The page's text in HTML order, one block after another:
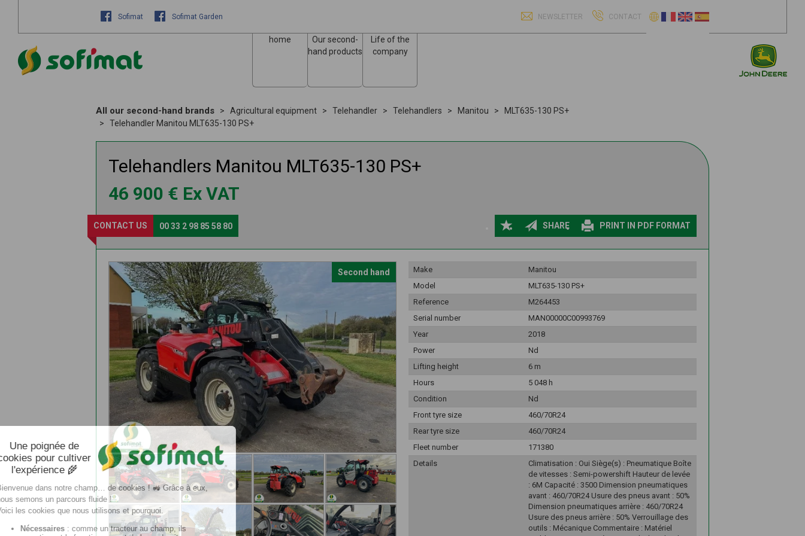
Sofimat Sofimat Garden NEWSLETTER CONTACT
home
Our second-
hand products
Life of the
company
All our second-hand brands Agricultural equipment Telehandler Telehandlers Manitou
MLT635-130 PS+
Telehandler Manitou MLT635-130 PS+
Telehandlers Manitou MLT635-130 PS+
46 900 € Ex VAT
CONTACT US 00 33 2 98 85 58 80 SHARE PRINT IN PDF FORMAT
Second hand Make
Manitou
Model
MLT635-130 PS+
Reference
M264453
Serial number
MAN00000C00993769
Year
2018
Power
Nd
Lifting height
6 m
Hours
5 048 h
Condition
Nd
Front tyre size
460/70R24
Rear tyre size
460/70R24
Fleet number
171380
Details
Climatisation : Oui Siège(s) : Pneumatique Boîte
de vitesses : Semi-powershift Hauteur de levée
: 6M Capacité : 3500 Dimension pneumatiques
avant : 460/70R24 Usure des pneus avant : 50%
Dimension pneumatiques arrière : 460/70R24
Usure des pneus arrière : 50% Verrouillage des
outils : Mécanique Commentaire : Matériel